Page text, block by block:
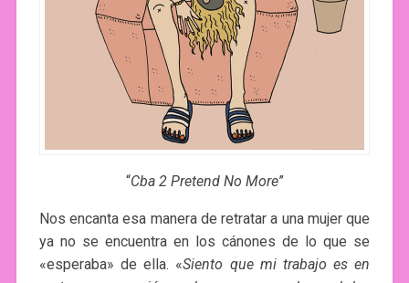
“Cba 2 Pretend No More”
Nos encanta esa manera de retratar a una mujer que
ya no se encuentra en los cánones de lo que se
«esperaba» de ella. «Siento que mi trabajo es en